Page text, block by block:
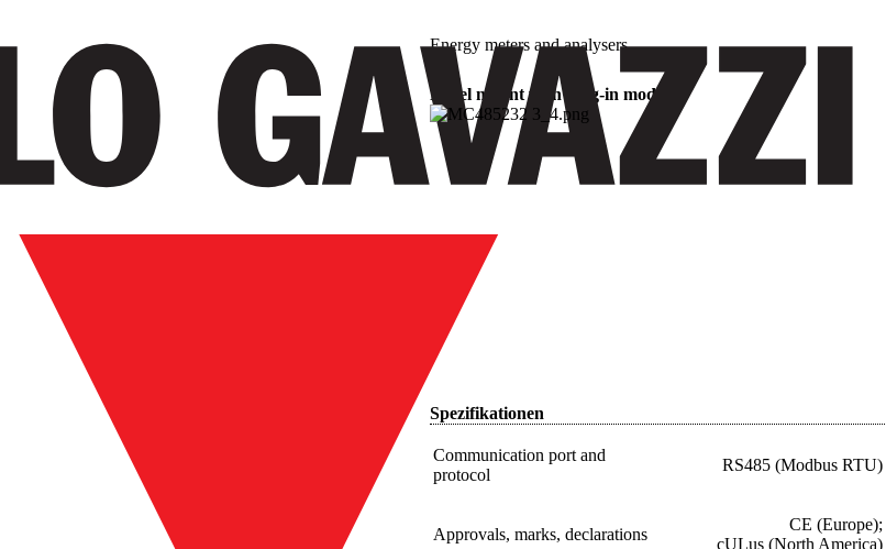
Energy meters and analysers
Panel mount with plug-in modules
Spezifikationen
Communication port and
protocol
RS485 (Modbus RTU)
Approvals, marks, declarations
CE (Europe);
cULus (North America)